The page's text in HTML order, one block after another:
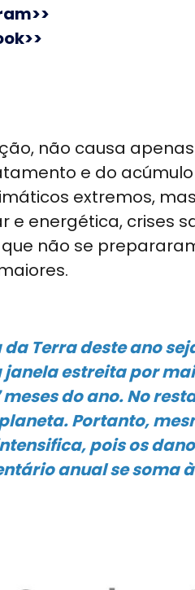
não causa
e do
extremos,
energética, crises
não se
Terra deste ano
estreita por
do ano. No
Portanto,
pois os
anual se soma